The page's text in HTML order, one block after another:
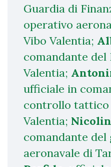
Guardia di
operativo
Vibo Valentia;
comandante del
Valentia;
ufficiale in
controllo tattico
Valentia;
comandante del
aeronavale di